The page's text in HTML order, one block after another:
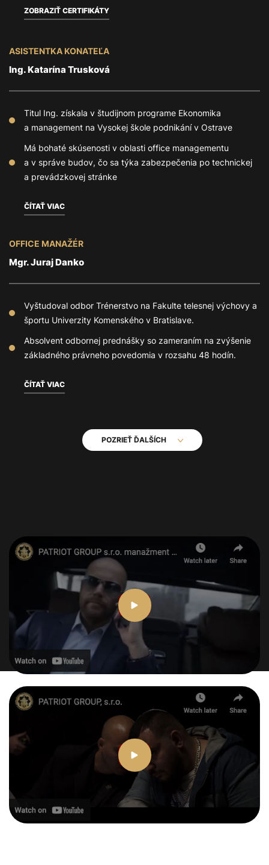
ZOBRAZIŤ CERTIFIKÁTY
ASISTENTKA KONATEĽA
Ing. Katarína Trusková
Titul Ing. získala v študijnom programe Ekonomika
a management na Vysokej škole podnikání v Ostrave
Má bohaté skúsenosti v oblasti office managementu
a v správe budov, čo sa týka zabezpečenia po technickej
a prevádzkovej stránke
ČÍTAŤ VIAC
OFFICE MANAŽÉR
Mgr. Juraj Danko
Vyštudoval odbor Trénerstvo na Fakulte telesnej výchovy a
športu Univerzity Komenského v Bratislave.
Absolvent odbornej prednášky so zameraním na zvýšenie
základného právneho povedomia v rozsahu 48 hodín.
ČÍTAŤ VIAC
POZRIEŤ ĎALŠÍCH